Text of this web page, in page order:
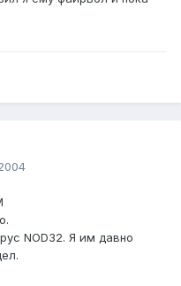
NOD32. Я им давно